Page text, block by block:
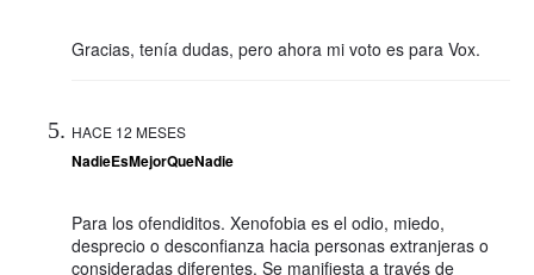
Gracias, tenía dudas, pero ahora mi voto es para Vox.
HACE 12 MESES
NadieEsMejorQueNadie
Para los ofendiditos. Xenofobia es el odio, miedo,
desprecio o desconfianza hacia personas extranjeras o
consideradas diferentes. Se manifiesta a través de